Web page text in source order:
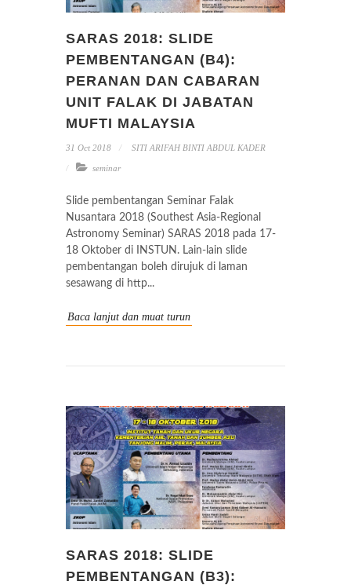
SARAS 2018: SLIDE
PEMBENTANGAN (B4):
PERANAN DAN CABARAN
UNIT FALAK DI JABATAN
MUFTI MALAYSIA
31 Oct 2018 SITI ARIFAH BINTI ABDUL KADER
seminar
Slide pembentangan Seminar Falak
Nusantara 2018 (Southest Asia-Regional
Astronomy Seminar) SARAS 2018 pada 17-
18 Oktober di INSTUN. Lain-lain slide
pembentangan boleh dirujuk di laman
sesawang di http...
Baca lanjut dan muat turun
SARAS 2018: SLIDE
PEMBENTANGAN (B3):